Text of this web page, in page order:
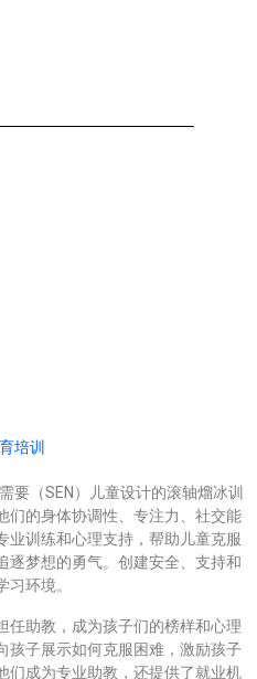
培训
要（SEN）儿童设计的滚轴熘冰训
们的身体协调性、专注力、社交能
业训练和心理支持，帮助儿童克服
逐梦想的勇气。创建安全、支持和
习环境。
任助教，成为孩子们的榜样和心理
孩子展示如何克服困难，激励孩子
们成为专业助教，还提供了就业机